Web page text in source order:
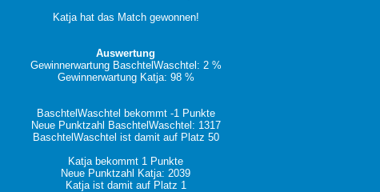
Katja hat das Match gewonnen!
Auswertung
Gewinnerwartung BaschtelWaschtel: 2 %
Gewinnerwartung Katja: 98 %
BaschtelWaschtel bekommt -1 Punkte
Neue Punktzahl BaschtelWaschtel: 1317
BaschtelWaschtel ist damit auf Platz 50
Katja bekommt 1 Punkte
Neue Punktzahl Katja: 2039
Katja ist damit auf Platz 1